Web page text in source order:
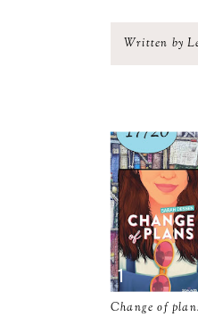
Written by
Change of